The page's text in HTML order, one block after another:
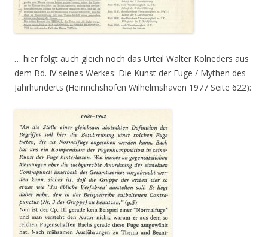
… hier folgt auch gleich noch das Urteil Walter Kolneders aus
dem Bd. IV seines Werkes: Die Kunst der Fuge / Mythen des
Jahrhunderts (Heinrichshofen Wilhelmshaven 1977 Seite 622):